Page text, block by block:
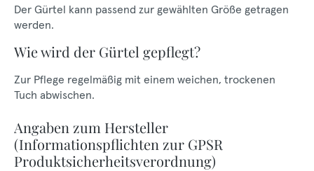
Der Gürtel kann passend zur gewählten Größe getragen
werden.
Wie wird der Gürtel gepflegt?
Zur Pflege regelmäßig mit einem weichen, trockenen
Tuch abwischen.
Angaben zum Hersteller
(Informationspflichten zur GPSR
Produktsicherheitsverordnung)